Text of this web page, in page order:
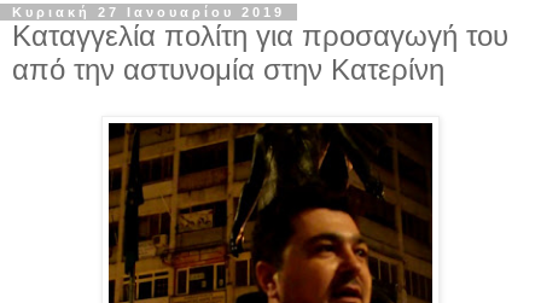
Κυριακή 27 Ιανουαρίου 2019
Καταγγελία πολίτη για προσαγωγή του
από την αστυνομία στην Κατερίνη